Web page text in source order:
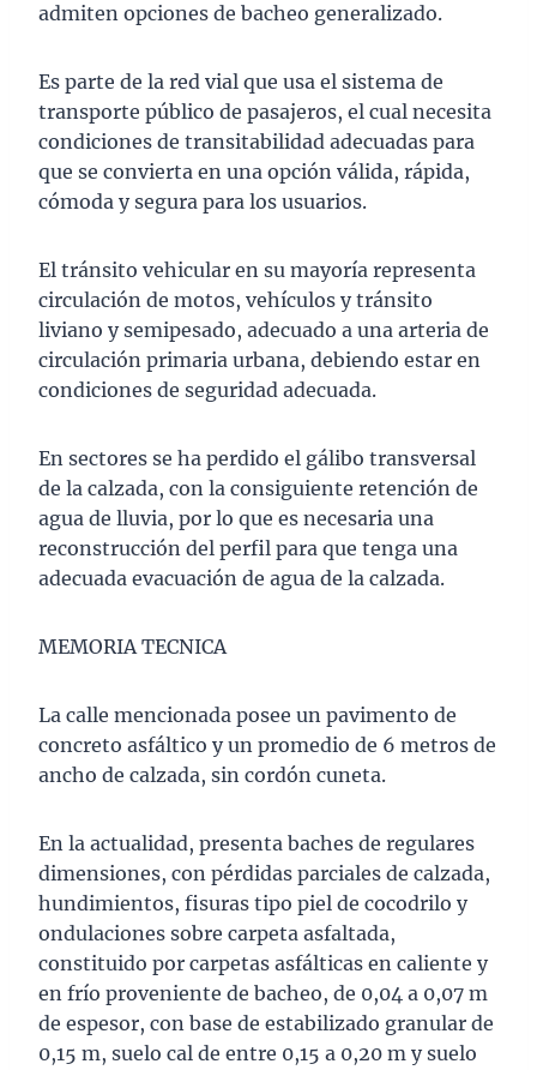
admiten opciones de bacheo generalizado.
Es parte de la red vial que usa el sistema de
transporte público de pasajeros, el cual necesita
condiciones de transitabilidad adecuadas para
que se convierta en una opción válida, rápida,
cómoda y segura para los usuarios.
El tránsito vehicular en su mayoría representa
circulación de motos, vehículos y tránsito
liviano y semipesado, adecuado a una arteria de
circulación primaria urbana, debiendo estar en
condiciones de seguridad adecuada.
En sectores se ha perdido el gálibo transversal
de la calzada, con la consiguiente retención de
agua de lluvia, por lo que es necesaria una
reconstrucción del perfil para que tenga una
adecuada evacuación de agua de la calzada.
MEMORIA TECNICA
La calle mencionada posee un pavimento de
concreto asfáltico y un promedio de 6 metros de
ancho de calzada, sin cordón cuneta.
En la actualidad, presenta baches de regulares
dimensiones, con pérdidas parciales de calzada,
hundimientos, fisuras tipo piel de cocodrilo y
ondulaciones sobre carpeta asfaltada,
constituido por carpetas asfálticas en caliente y
en frío proveniente de bacheo, de 0,04 a 0,07 m
de espesor, con base de estabilizado granular de
0,15 m, suelo cal de entre 0,15 a 0,20 m y suelo